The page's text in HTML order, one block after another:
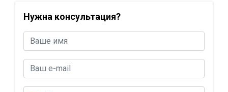
Нужна консультация?